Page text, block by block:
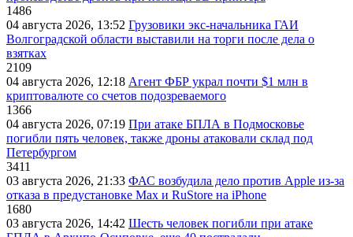
1486
04 августа 2026, 13:52 Грузовики экс-начальника ГАИ
Волгоградской области выставили на торги после дела о
взятках
2109
04 августа 2026, 12:18 Агент ФБР украл почти $1 млн в
криптовалюте со счетов подозреваемого
1366
04 августа 2026, 07:19 При атаке БПЛА в Подмосковье
погибли пять человек, также дроны атаковали склад под
Петербургом
3411
03 августа 2026, 21:33 ФАС возбудила дело против Apple из-за
отказа в предустановке Max и RuStore на iPhone
1680
03 августа 2026, 14:42 Шесть человек погибли при атаке